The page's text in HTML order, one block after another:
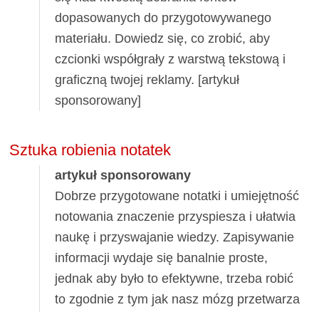
dopasowanych do przygotowywanego
materiału. Dowiedz się, co zrobić, aby
czcionki współgrały z warstwą tekstową i
graficzną twojej reklamy. [artykuł
sponsorowany]
Sztuka robienia notatek
artykuł sponsorowany
Dobrze przygotowane notatki i umiejętność
notowania znaczenie przyspiesza i ułatwia
naukę i przyswajanie wiedzy. Zapisywanie
informacji wydaje się banalnie proste,
jednak aby było to efektywne, trzeba robić
to zgodnie z tym jak nasz mózg przetwarza